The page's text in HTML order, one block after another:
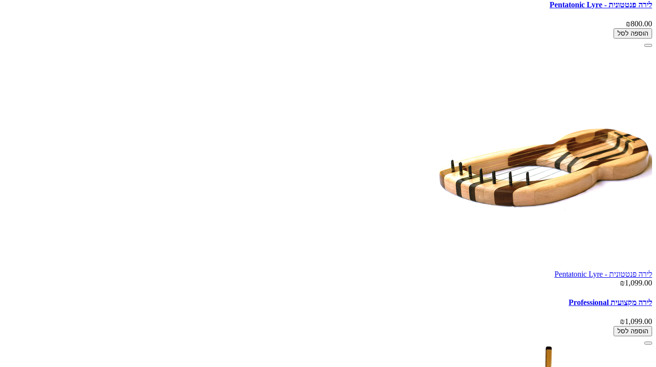
לירה פנטטונית - Pentatonic Lyre
₪800.00
הוספה לסל
לירה פנטטונית - Pentatonic Lyre
₪1,099.00
לירה מקצועית Professional
₪1,099.00
הוספה לסל